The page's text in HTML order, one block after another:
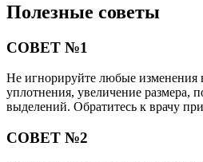
Полезные советы
СОВЕТ №1
Не игнорируйте любые изменения
уплотнения, увеличение размера,
выделений. Обратитесь к врачу
СОВЕТ №2